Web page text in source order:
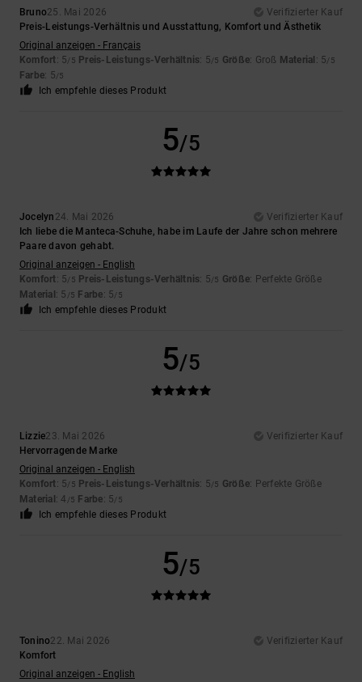
Bruno25. Mai 2026
Verifizierter Kauf
Preis-Leistungs-Verhältnis und Ausstattung, Komfort und Ästhetik
Original anzeigen - Français
Komfort: 5/5 Preis-Leistungs-Verhältnis: 5/5 Größe: Groß Material : 5/5
Farbe: 5/5
Ich empfehle dieses Produkt
5/5
Jocelyn 24. Mai 2026
Verifizierter Kauf
Ich liebe die Manteca-Schuhe, habe im Laufe der Jahre schon mehrere
Paare davon gehabt.
Original anzeigen - English
Komfort: 5/5 Preis-Leistungs-Verhältnis: 5/5 Größe: Perfekte Größe
Material : 5 /5 Farbe: 5/5
Ich empfehle dieses Produkt
5/5
Lizzie23. Mai 2026
Verifizierter Kauf
Hervorragende Marke
Original anzeigen - English
Komfort: 5/5 Preis-Leistungs-Verhältnis: 5/5 Größe: Perfekte Größe
Material : 4 /5 Farbe: 5/5
Ich empfehle dieses Produkt
5/5
Tonino22. Mai 2026
Verifizierter Kauf
Komfort
Original anzeigen - English